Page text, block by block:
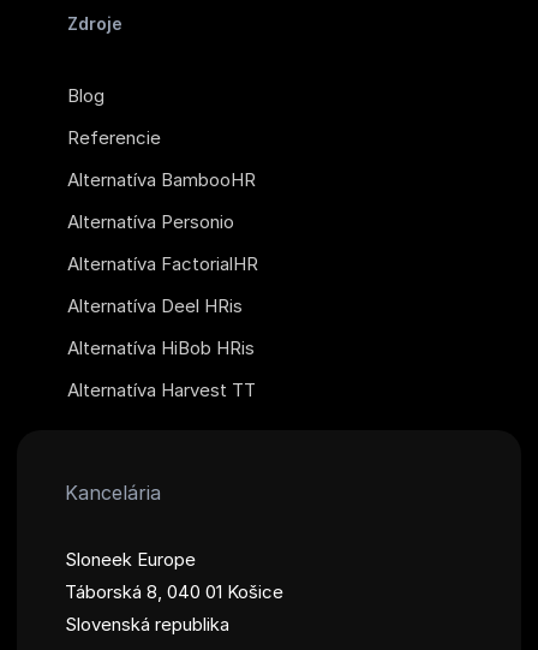
Zdroje
Blog
Referencie
Alternatíva BambooHR
Alternatíva Personio
Alternatíva FactorialHR
Alternatíva Deel HRis
Alternatíva HiBob HRis
Alternatíva Harvest TT
Kancelária
Sloneek Europe
Táborská 8, 040 01 Košice
Slovenská republika